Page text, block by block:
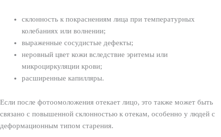
склонность к покраснениям лица при температурных
колебаниях или волнении;
выраженные сосудистые дефекты;
неровный цвет кожи вследствие эритемы или
микроциркуляции крови;
расширенные капилляры.
Если после фотоомоложения отекает лицо, это также может быть
связано с повышенной склонностью к отекам, особенно у людей с
деформационным типом старения.